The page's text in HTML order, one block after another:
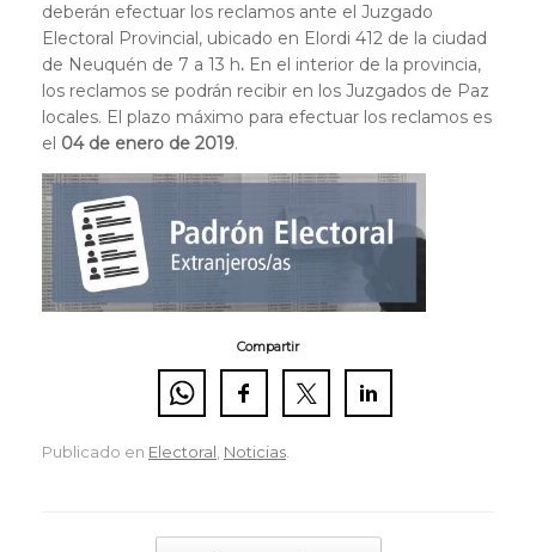
deberán efectuar los reclamos ante el Juzgado
Electoral Provincial, ubicado en Elordi 412 de la ciudad
de Neuquén de 7 a 13 h. En el interior de la provincia,
los reclamos se podrán recibir en los Juzgados de Paz
locales. El plazo máximo para efectuar los reclamos es
el 04 de enero de 2019.
Compartir
Publicado en Electoral Noticias